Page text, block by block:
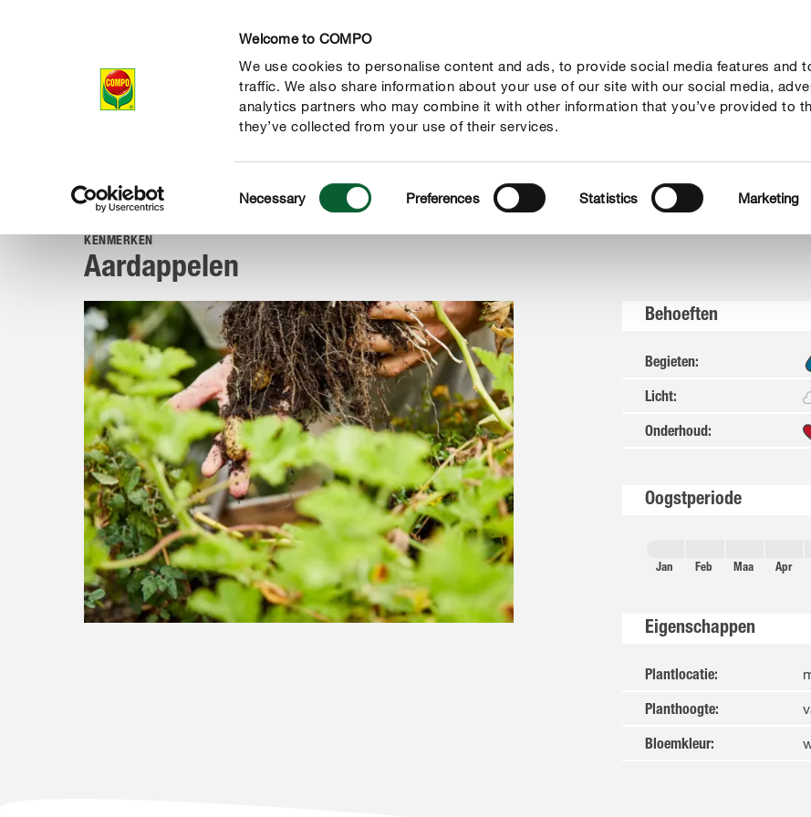
Welcome to COMPO
We use cookies to personalise content and ads, to provide social media features and
traffic. We also share information about your use of our site with our social media,
analytics partners who may combine it with other information that you’ve provided to
they’ve collected from your use of their services.
Selection
Necessary Preferences Statistics Marketing
Producten Advies Thema's Tot je dienst Onderneming
COMPOAdvies Planten van A tot Z Kruiden, groenten & fruit Aardappelen
KENMERKEN
Aardappelen
Behoeften
Begieten:
Licht:
Onderhoud:
Oogstperiode
Jan Feb Maa Apr
Eigenschappen
Plantlocatie:
Planthoogte:
Bloemkleur: